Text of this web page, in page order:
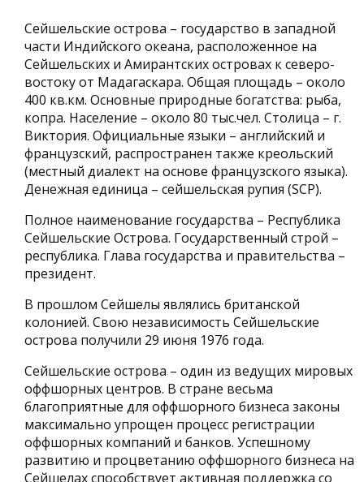
Сейшельские острова – государство в западной
части Индийского океана, расположенное на
Сейшельских и Амирантских островах к северо-
востоку от Мадагаскара. Общая площадь – около
400 кв.км. Основные природные богатства: рыба,
копра. Население – около 80 тыс.чел. Столица – г.
Виктория. Официальные языки – английский и
французский, распространен также креольский
(местный диалект на основе французского языка).
Денежная единица – сейшельская рупия (SCP).
Полное наименование государства – Республика
Сейшельские Острова. Государственный строй –
республика. Глава государства и правительства –
президент.
В прошлом Сейшелы являлись британской
колонией. Свою независимость Сейшельские
острова получили 29 июня 1976 года.
Сейшельские острова – один из ведущих мировых
оффшорных центров. В стране весьма
благоприятные для оффшорного бизнеса законы
максимально упрощен процесс регистрации
оффшорных компаний и банков. Успешному
развитию и процветанию оффшорного бизнеса на
Сейшелах способствует активная поддержка со